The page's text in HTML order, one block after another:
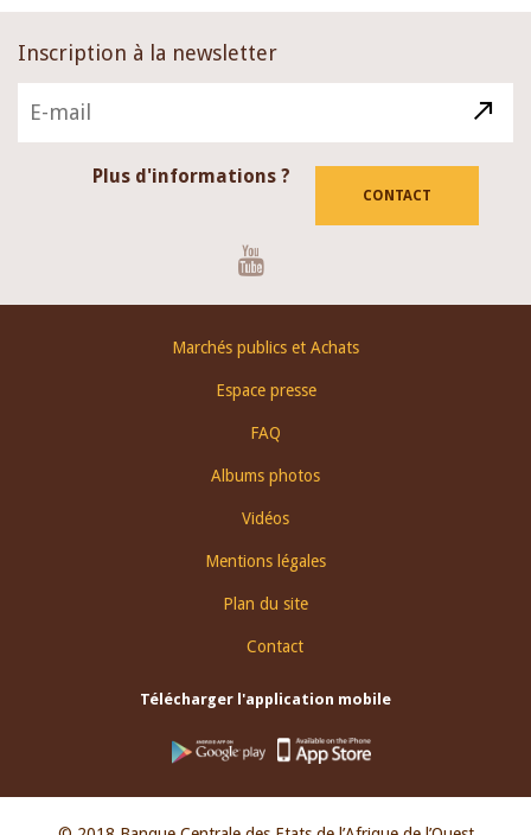
Inscription à la newsletter
Plus d'informations ?
CONTACT
Marchés publics et Achats
Espace presse
FAQ
Albums photos
Vidéos
Mentions légales
Plan du site
Contact
Télécharger l'application mobile